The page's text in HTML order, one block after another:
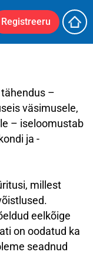
Registreeru
–
väsimusele,
– iseloomustab
ja -
millest
eelkõige
on oodatud ka
seadnud